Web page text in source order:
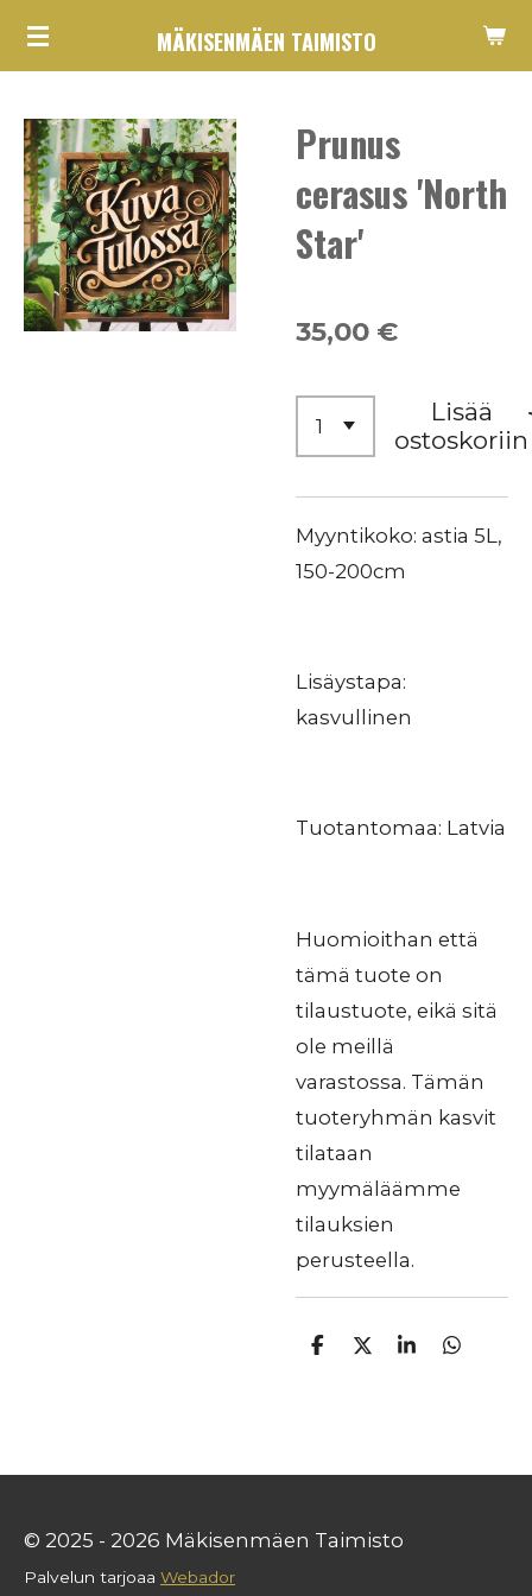
Siirry
MÄKISENMÄEN TAIMISTO
Prunus
cerasus 'North
Star'
35,00 €
Lisää
ostoskoriin
Myyntikoko: astia 5L,
150-200cm
Lisäystapa:
kasvullinen
Tuotantomaa: Latvia
Huomioithan että
tämä tuote on
tilaustuote, eikä sitä
ole meillä
varastossa. Tämän
tuoteryhmän kasvit
tilataan
myymäläämme
tilauksien
perusteella.
J
J
J
J
© 2025 - 2026 Mäkisenmäen Taimisto
Palvelun tarjoaa Webador